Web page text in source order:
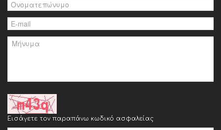
Εισάγετε τον παραπάνω κωδικό ασφαλείας